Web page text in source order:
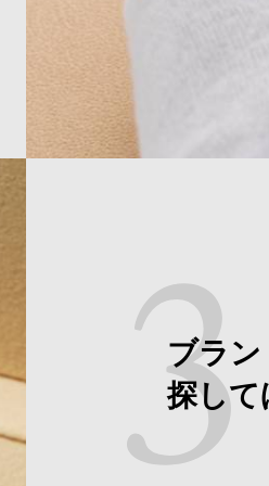
ブラ
探して